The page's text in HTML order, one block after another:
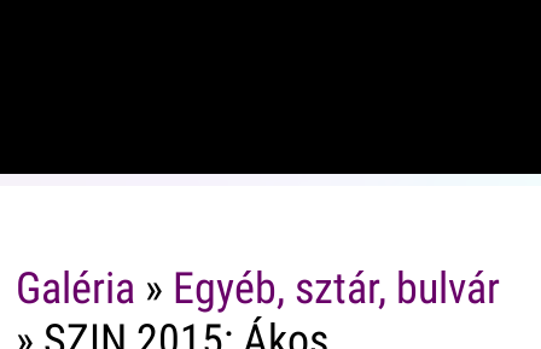
Galéria » Egyéb, sztár, bulvár